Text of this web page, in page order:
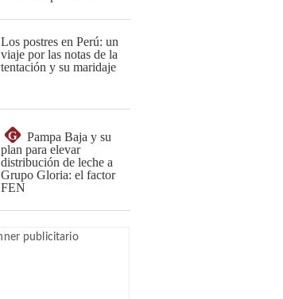
Los postres en Perú: un
viaje por las notas de la
tentación y su maridaje
G
Pampa Baja y su
plan para elevar
distribución de leche a
Grupo Gloria: el factor
FEN